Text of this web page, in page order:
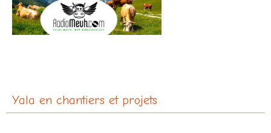
Yala en chantiers et projets